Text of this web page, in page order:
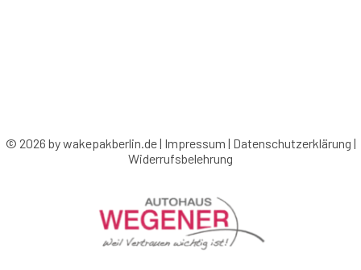
© 2026 by wakepakberlin.de | Impressum | Datenschutzerklärung |
Widerrufsbelehrung